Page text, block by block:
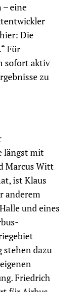
– eine
Die
Für
sofort aktiv
zu
längst mit
Marcus Witt
ist Klaus
anderem
und eines
stehen dazu
Friedrich